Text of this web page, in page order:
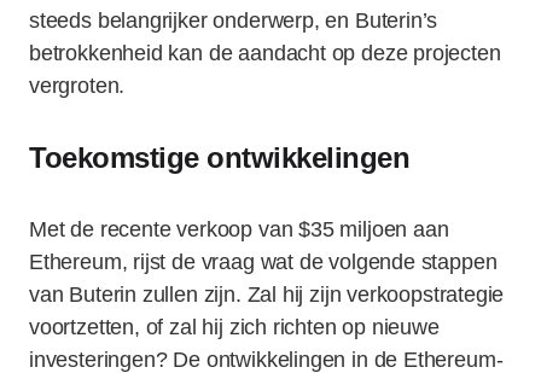
steeds belangrijker onderwerp, en Buterin’s
betrokkenheid kan de aandacht op deze projecten
vergroten.
Toekomstige ontwikkelingen
Met de recente verkoop van $35 miljoen aan
Ethereum, rijst de vraag wat de volgende stappen
van Buterin zullen zijn. Zal hij zijn verkoopstrategie
voortzetten, of zal hij zich richten op nieuwe
investeringen? De ontwikkelingen in de Ethereum-